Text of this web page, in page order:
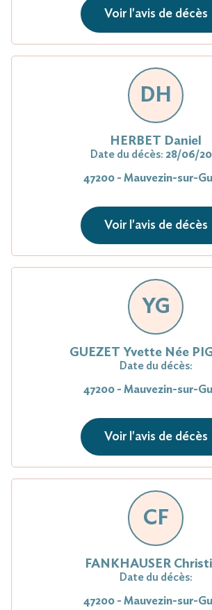
Voir l'avis de décès
DH
HERBET Daniel
Date du décès: 28/06/
47200 - Mauvezin-sur-
Voir l'avis de décès
YG
GUEZET Yvette Née
Date du décès:
47200 - Mauvezin-sur-
Voir l'avis de décès
CF
FANKHAUSER
Date du décès:
47200 - Mauvezin-sur-